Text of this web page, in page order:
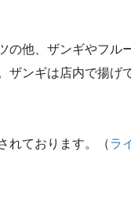
の他、ザンギやフル
ンギは店内で揚げ
れております。（ラ